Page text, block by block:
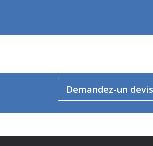
Demandez-un devis